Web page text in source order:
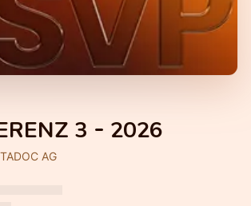
3 - 2026
AG